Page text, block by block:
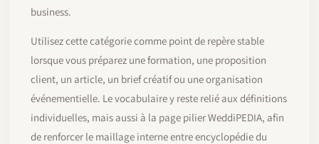
business.
Utilisez cette catégorie comme point de repère stable
lorsque vous préparez une formation, une proposition
client, un article, un brief créatif ou une organisation
événementielle. Le vocabulaire y reste relié aux définitions
individuelles, mais aussi à la page pilier WeddiPEDIA, afin
de renforcer le maillage interne entre encyclopédie du